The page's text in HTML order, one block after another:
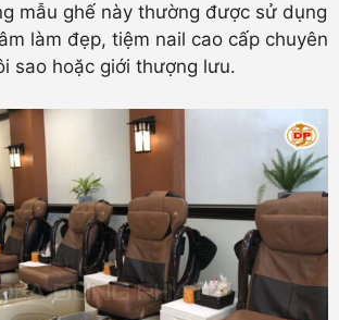
mẫu ghế này thường được sử dụng
làm đẹp, tiệm nail cao cấp chuyên
sao hoặc giới thượng lưu.